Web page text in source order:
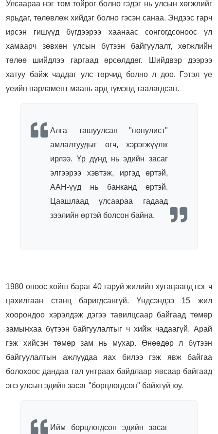
Улсаараа нэг том тойрог болно гэдэг нь улсын хөгжлийг
ярьдаг, төлөвлөж хийдэг болно гэсэн санаа. Эндээс гарч
ирсэн гишүүд бүгдээрээ хаанаас сонгогдсоноос үл
хамаарч зөвхөн улсын бүтээн байгуулалт, хөгжлийн
төлөө шийдлээ гаргаад өрсөлддөг. Шийдвэр дээрээ
хатуу байж чаддаг улс төрчид болно л доо. Гэтэл үе
үеийн парламент маань ард түмэнд таалагдсан.
Алга ташуулсан "популист"
амлалтуудыг өгч, хэрэгжүүлж
ирлээ. Үр дүнд нь эдийн засаг
элгээрээ хэвтэж, иргэд өртэй,
ААН-үүд нь банканд өртэй.
Цаашлаад улсаараа гадаад
зээлийн өртэй болсон байна.
1980 оноос хойш бараг 40 гаруй жилийн хугацаанд нэг ч
цахилгаан станц баригдсангүй. Үндсэндээ 15 жил
хоорондоо хэрэлдэж дэгээ тавилцсаар байгаад төмөр
замынхаа бүтээн байгуулалтыг ч хийж чадаагүй. Арай
гэж хийсэн төмөр зам нь мухар. Өнөөдөр л бүтээн
байгуулалтын ажлуудаа яах билээ гэж явж байгаа
болохоос дандаа гал унтраах байдлаар явсаар байгаад
энэ улсын эдийн засаг "борцлогдсон" байхгүй юу.
И йм борцлогдсон эдийн засаг